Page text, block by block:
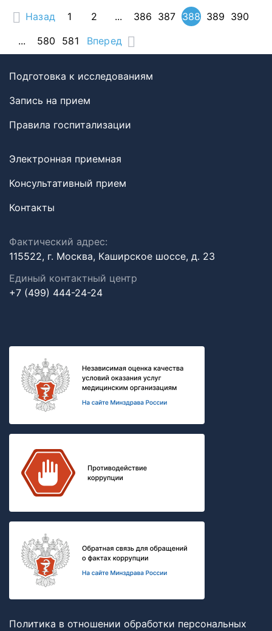
Назад 1 2 ... 386 387 388 389 390
...
580 581 Вперед
Подготовка к исследованиям
Запись на прием
Правила госпитализации
Электронная приемная
Консультативный прием
Контакты
Фактический адрес:
115522, г. Москва, Каширское шоссе, д. 23
Единый контактный центр
+7 (499) 444-24-24
Политика в отношении обработки персональных